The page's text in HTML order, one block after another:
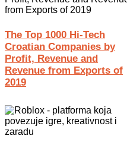
The Top 1000 Hi-Tech
Croatian Companies by
Profit, Revenue and
Revenue from Exports of
2019